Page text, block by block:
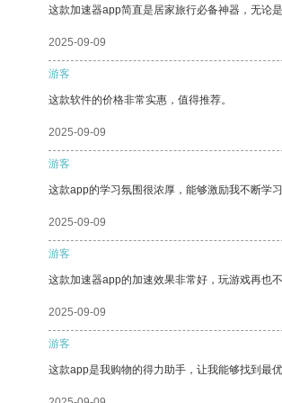
这款加速器app简直是居家旅行必备神器，无论
2025-09-09
游客
这款软件的价格非常实惠，值得推荐。
2025-09-09
游客
这款app的学习氛围很浓厚，能够激励我不断学
2025-09-09
游客
这款加速器app的加速效果非常好，玩游戏再也
2025-09-09
游客
这款app是我购物的得力助手，让我能够找到最